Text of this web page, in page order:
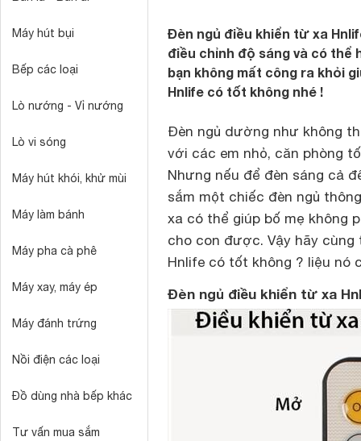
Máy hút bụi
Bếp các loại
Lò nướng - Vỉ nướng
Lò vi sóng
Máy hút khói, khử mùi
Máy làm bánh
Máy pha cà phê
Máy xay, máy ép
Máy đánh trứng
Nồi điện các loại
Đồ dùng nhà bếp khác
Tư vấn mua sắm
Đèn ngủ điều khiển từ xa
điều chỉnh độ sáng và có thể
bạn không mất công ra khỏi
Hnlife có tốt không nhé !
Đèn ngủ dường như không
với các em nhỏ, căn phòng
Nhưng nếu để đèn sáng cả
sắm một chiếc đèn ngủ
xa có thể giúp bố mẹ không
cho con được. Vậy hãy
Hnlife có tốt không ? liệu nó
Đèn ngủ điều khiển từ xa